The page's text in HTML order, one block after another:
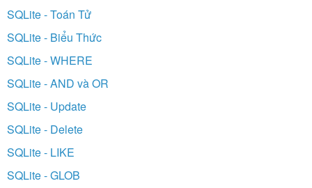
SQLite - Toán Tử
SQLite - Biểu Thức
SQLite - WHERE
SQLite - AND và OR
SQLite - Update
SQLite - Delete
SQLite - LIKE
SQLite - GLOB